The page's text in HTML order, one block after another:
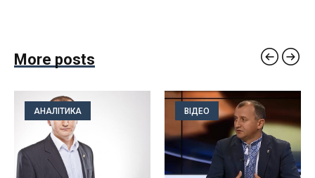
More posts
АНАЛІТИКА ВІДЕО